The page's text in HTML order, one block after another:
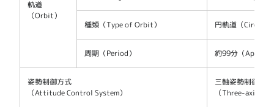
軌道
（Orbit）
種類（Type of Orbit） 円軌道（Circular
周期（Period） 約99分（
姿勢制御方式
（Attitude Control System）
三軸姿勢制御方式
（Three-axis